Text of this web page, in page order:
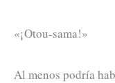
«¡Otou-sama!»
Al menos podría